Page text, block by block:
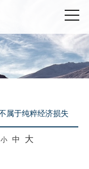
属于纯粹经济损失
小 中 大